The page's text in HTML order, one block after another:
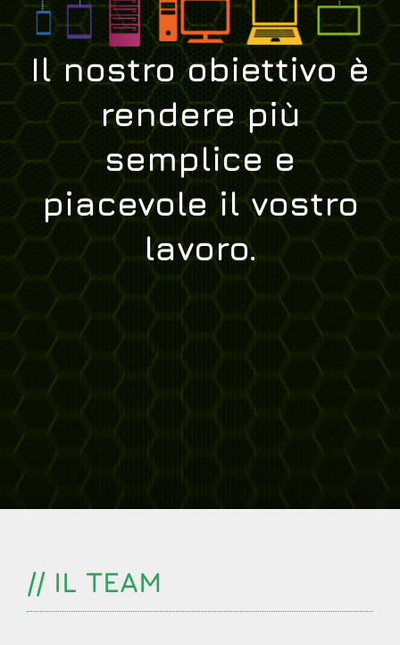
Il nostro obiettivo è
rendere più
semplice e
piacevole il vostro
lavoro.
// IL TEAM